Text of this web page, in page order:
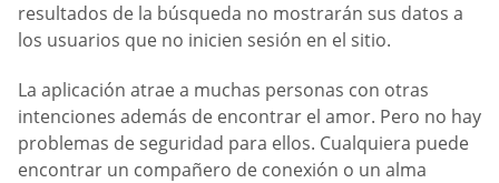
resultados de la búsqueda no mostrarán sus datos a
los usuarios que no inicien sesión en el sitio.
La aplicación atrae a muchas personas con otras
intenciones además de encontrar el amor. Pero no hay
problemas de seguridad para ellos. Cualquiera puede
encontrar un compañero de conexión o un alma